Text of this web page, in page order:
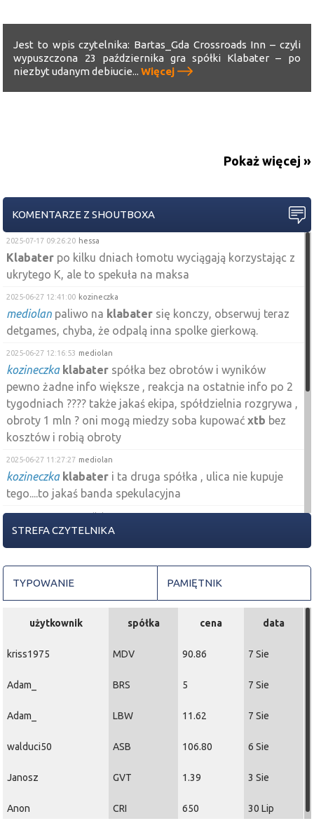
Jest to wpis czytelnika: Bartas_Gda Crossroads Inn – czyli
wypuszczona 23 października gra spółki Klabater – po
niezbyt udanym debiucie...Więcej
Pokaż więcej »
KOMENTARZE Z SHOUTBOXA
2025-07-17 09:26:20 hessa
Klabater po kilku dniach łomotu wyciągają korzystając z
ukrytego K, ale to spekuła na maksa
2025-06-27 12:41:00 kozineczka
mediolan paliwo na klabater się konczy, obserwuj teraz
detgames, chyba, że odpalą inna spolke gierkową.
2025-06-27 12:16:53 mediolan
kozineczka klabater spółka bez obrotów i wyników
pewno żadne info większe , reakcja na ostatnie info po 2
tygodniach ???? także jakaś ekipa, spółdzielnia rozgrywa ,
obroty 1 mln ? oni mogą miedzy soba kupowaćxtb bez
kosztów i robią obroty
2025-06-27 11:27:27 mediolan
kozineczka klabater i ta druga spółka , ulica nie kupuje
tego....to jakaś banda spekulacyjna
2025-06-27 11:12:30 mediolan
kozineczkazobaczyłem
coś nie wiemy , komunikat 10.06 o wydawaniu gier ......rajd
idzie od 20.06 z poziomu 0.50 gr nawet było mniej
2025-06-27 10:44:38
zauważyliście, że na NC rosną bez powodu jakies małe
spólki z gdev, teraz
klabater, wczesniej detgames
kozineczka
z tanich spółek gamedev to patrzyłem
ostatnio na
spaść
STREFA CZYTELNIKA
TYPOWANIE PAMIĘTNIK
użytkownik spółka cena data
kriss1975 MDV 90.86 7 Sie
Adam_ BRS 5 7 Sie
Adam_ LBW 11.62 7 Sie
walduci50 ASB 106.80 6 Sie
Janosz GVT 1.39 3 Sie
Anon CRI 650 30 Lip